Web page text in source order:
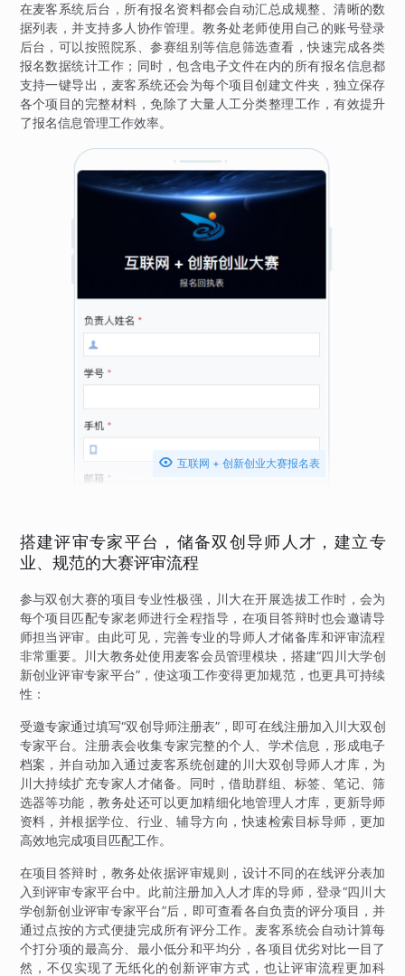
在麦客系统后台，所有报名资料都会自动汇总成规整、清晰的数
据列表，并支持多人协作管理。教务处老师使用自己的账号登录
后台，可以按照院系、参赛组别等信息筛选查看，快速完成各类
报名数据统计工作；同时，包含电子文件在内的所有报名信息都
支持一键导出，麦客系统还会为每个项目创建文件夹，独立保存
各个项目的完整材料，免除了大量人工分类整理工作，有效提升
了报名信息管理工作效率。
 互联网 + 创新创业大赛报名表
搭建评审专家平台，储备双创导师人才，建立专
业、规范的大赛评审流程
参与双创大赛的项目专业性极强，川大在开展选拔工作时，会为
每个项目匹配专家老师进行全程指导，在项目答辩时也会邀请导
师担当评审。由此可见，完善专业的导师人才储备库和评审流程
非常重要。川大教务处使用麦客会员管理模块，搭建“四川大学创
新创业评审专家平台”，使这项工作变得更加规范，也更具可持续
性：
受邀专家通过填写“双创导师注册表”，即可在线注册加入川大双创
专家平台。注册表会收集专家完整的个人、学术信息，形成电子
档案，并自动加入通过麦客系统创建的川大双创导师人才库，为
川大持续扩充专家人才储备。同时，借助群组、标签、笔记、筛
选器等功能，教务处还可以更加精细化地管理人才库，更新导师
资料，并根据学位、行业、辅导方向，快速检索目标导师，更加
高效地完成项目匹配工作。
在项目答辩时，教务处依据评审规则，设计不同的在线评分表加
入到评审专家平台中。此前注册加入人才库的导师，登录“四川大
学创新创业评审专家平台”后，即可查看各自负责的评分项目，并
通过点按的方式便捷完成所有评分工作。麦客系统会自动计算每
个打分项的最高分、最小低分和平均分，各项目优劣对比一目了
然，不仅实现了无纸化的创新评审方式，也让评审流程更加科